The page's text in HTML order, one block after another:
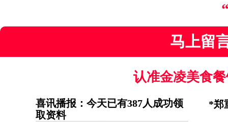
马上留
认准金凌美食
喜讯播报：今天已有387人成功领
取资料
留言 获取技术课程学习资料一份 限量版
留言 获取技术课程学习资料一份 限量版
留言 获取技术课程学习资料一份 限量版
安徽滁州陈先生（189****3868）
*郑